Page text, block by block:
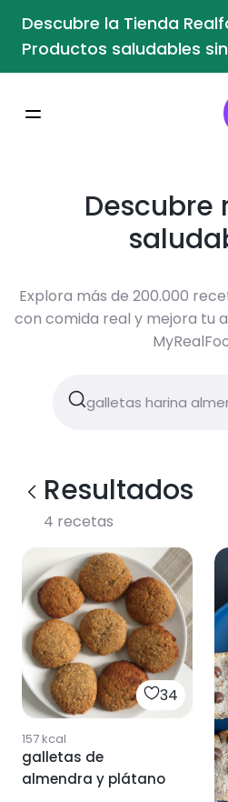
Descubre la Tienda
Productos saludables
Descubre
Explora más de 200.000
con comida real y mejora tu
Resultados
4 recetas
34
157kcal
galletas de
almendra y plátano